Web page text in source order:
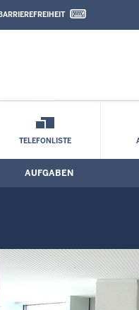
und
TELEFONLISTE
AUFGABEN